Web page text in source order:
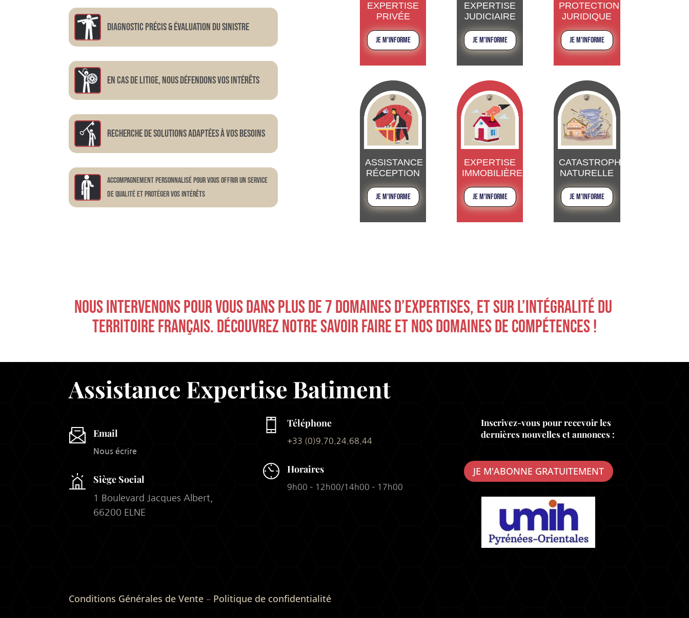
Diagnostic précis & évaluation du sinistre
En cas de litige, nous défendons vos intérêts
RECHERCHE DE SOLUTIONS ADAPTÉES À VOS BESOINS
Accompagnement personnalisé pour vous offrir un service
de qualité et protéger vos intérêts
EXPERTISE
PRIVÉE
JE M'INFORME
ASSISTANCE
RÉCEPTION
JE M'INFORME
EXPERTISE
JUDICIAIRE
JE M'INFORME
EXPERTISE
IMMOBILIÈRE
JE M'INFORME
PROTECTION
JURIDIQUE
JE M'INFORME
CATASTROPHE
NATURELLE
JE M'INFORME
NOUS INTERVENONS POUR VOUS DANS PLUS DE 7 DOMAINES D’EXPERTISES, ET SUR L’INTÉGRALITÉ DU
TERRITOIRE FRANÇAIS. DÉCOUVREZ NOTRE SAVOIR FAIRE ET NOS DOMAINES DE COMPÉTENCES !
Assistance Expertise Batiment
Email
Nous écrire
Siège Social
1 Boulevard Jacques Albert,
66200 ELNE
Téléphone
+33 (0)9.70.24.68.44
Horaires
9h00 – 12h00/14h00 – 17h00
Inscrivez-vous pour recevoir les
dernières nouvelles et annonces :
JE M'ABONNE GRATUITEMENT
Conditions Générales de Vente – Politique de confidentialité